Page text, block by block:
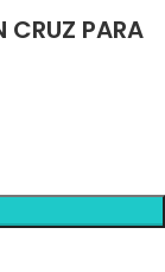
CRUZ PARA